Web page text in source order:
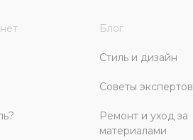
Блог
Стиль и дизайн
Советы экспертов
Ремонт и уход за
материалами